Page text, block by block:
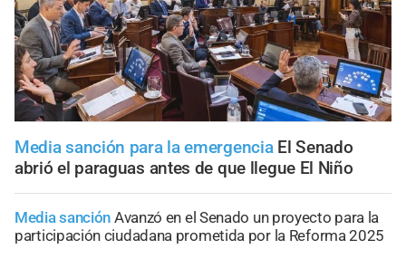
Media sanción para la emergencia El Senado
abrió el paraguas antes de que llegue El Niño
Media sanción Avanzó en el Senado un proyecto para la
participación ciudadana prometida por la Reforma 2025